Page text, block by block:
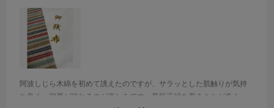
阿波しじら木綿を初めて誂えたのですが、サラッとした肌触りが気持
ち良く、初夏が訪れるのが楽しみです。普段正絹を着ることが多く、